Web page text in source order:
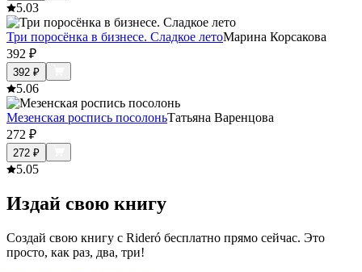
5.03
Три поросёнка в бизнесе. Сладкое летоМарина Корсакова
392 ₽
392 ₽
5.06
Мезенская роспись посолоньТатьяна Варенцова
272 ₽
272 ₽
5.05
Издай свою книгу
Создай свою книгу с Rideró бесплатно прямо сейчас. Это
просто, как раз, два, три!